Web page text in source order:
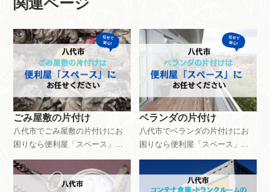
ごみ屋敷の片付け
八代市でごみ屋敷の片付けにお
困りなら便利屋「スペース」に
付けは33,000円～で対応できま
す。対応する場所の広さや片付
ベランダの片付け
八代市でベランダの片付けにお
困りなら便利屋「スペース」に
付けは8,800円～で対応できま
す。環境やご依頼内容など様々